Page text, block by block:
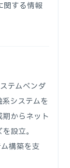
関する情報
テムベンダ
システムを
からネット
設立。
構築を支